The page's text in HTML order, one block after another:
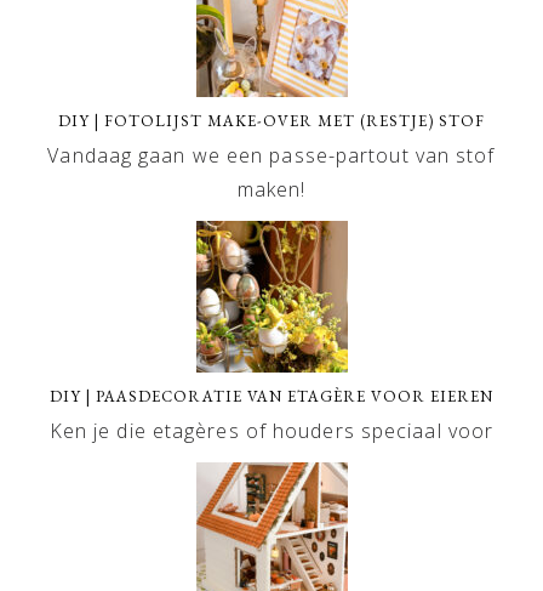
DIY | FOTOLIJST MAKE-OVER MET (RESTJE) STOF
Vandaag gaan we een passe-partout van stof
maken!
DIY | PAASDECORATIE VAN ETAGÈRE VOOR EIEREN
Ken je die etagères of houders speciaal voor